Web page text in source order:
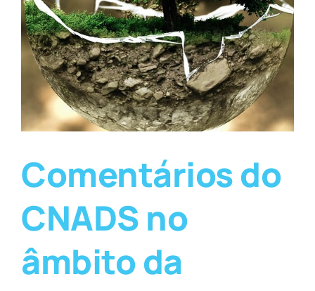
Comentários do
CNADS no
âmbito da